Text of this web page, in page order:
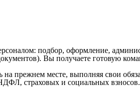
подбор, оформление,
Вы получаете готовую
прежнем месте, выполняя свои
страховых и социальных взносов.